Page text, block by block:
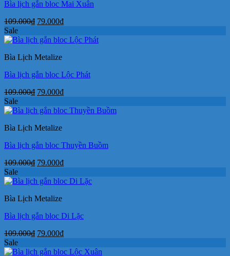
Bìa lịch gắn bloc Mai Xuân
109.000₫ Giá
là:
79.000₫Giá
tại
Sale
Bìa Lịch Metalize
Bìa lịch gắn bloc Lộc Phát
109.000₫ Giá
là:
79.000₫Giá
tại
Sale
Bìa Lịch Metalize
Bìa lịch gắn bloc Thuyền Buồm
109.000₫ Giá
là:
79.000₫Giá
tại
Sale
Bìa Lịch Metalize
Bìa lịch gắn bloc Di Lặc
109.000₫ Giá
là:
79.000₫Giá
tại
Sale